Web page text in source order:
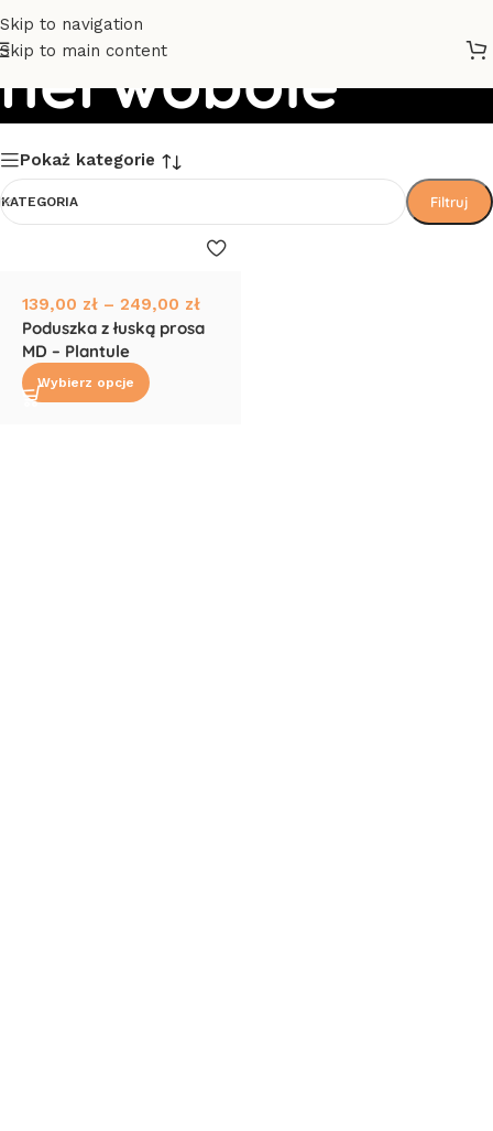
Skip to navigation
Skip to main content
nerwobóle
Pokaż kategorie
KATEGORIA Filtruj
139,00 zł – 249,00 zł
Poduszka z łuską prosa
MD – Plantule
Wybierz opcje